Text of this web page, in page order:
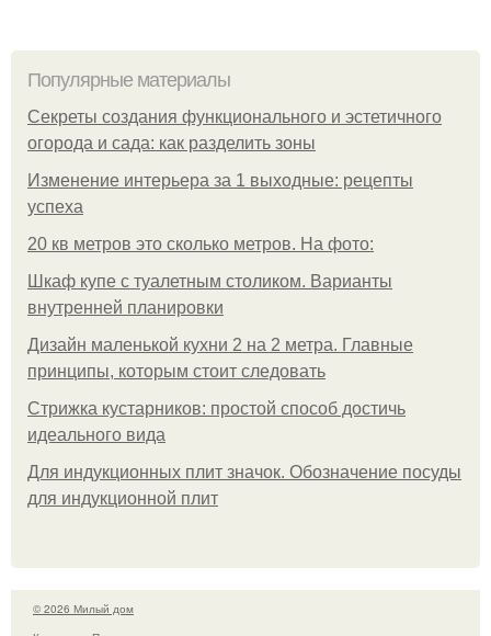
Популярные материалы
Секреты создания функционального и эстетичного
огорода и сада: как разделить зоны
Изменение интерьера за 1 выходные: рецепты
успеха
20 кв метров это сколько метров. На фото:
Шкаф купе с туалетным столиком. Варианты
внутренней планировки
Дизайн маленькой кухни 2 на 2 метра. Главные
принципы, которым стоит следовать
Стрижка кустарников: простой способ достичь
идеального вида
Для индукционных плит значок. Обозначение посуды
для индукционной плит
© 2026 Милый дом